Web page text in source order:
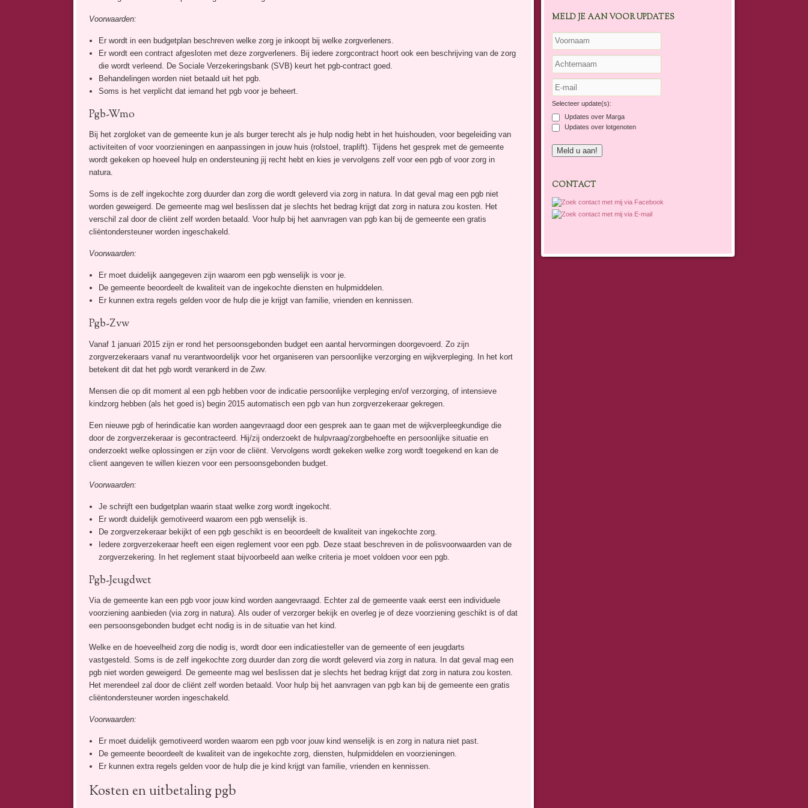
Voorwaarden:
Er wordt in een budgetplan beschreven welke zorg je inkoopt bij welke zorgverleners.
Er wordt een contract afgesloten met deze zorgverleners. Bij iedere zorgcontract hoort ook een beschrijving van de zorg
die wordt verleend. De Sociale Verzekeringsbank (SVB) keurt het pgb-contract goed.
Behandelingen worden niet betaald uit het pgb.
Soms is het verplicht dat iemand het pgb voor je beheert.
Pgb-Wmo
Bij het zorgloket van de gemeente kun je als burger terecht als je hulp nodig hebt in het huishouden, voor begeleiding van
activiteiten of voor voorzieningen en aanpassingen in jouw huis (rolstoel, traplift). Tijdens het gesprek met de gemeente
wordt gekeken op hoeveel hulp en ondersteuning jij recht hebt en kies je vervolgens zelf voor een pgb of voor zorg in
natura.
Soms is de zelf ingekochte zorg duurder dan zorg die wordt geleverd via zorg in natura. In dat geval mag een pgb niet
worden geweigerd. De gemeente mag wel beslissen dat je slechts het bedrag krijgt dat zorg in natura zou kosten. Het
verschil zal door de cliënt zelf worden betaald. Voor hulp bij het aanvragen van pgb kan bij de gemeente een gratis
cliëntondersteuner worden ingeschakeld.
Voorwaarden:
Er moet duidelijk aangegeven zijn waarom een pgb wenselijk is voor je.
De gemeente beoordeelt de kwaliteit van de ingekochte diensten en hulpmiddelen.
Er kunnen extra regels gelden voor de hulp die je krijgt van familie, vrienden en kennissen.
Pgb-Zvw
Vanaf 1 januari 2015 zijn er rond het persoonsgebonden budget een aantal hervormingen doorgevoerd. Zo zijn
zorgverzekeraars vanaf nu verantwoordelijk voor het organiseren van persoonlijke verzorging en wijkverpleging. In het kort
betekent dit dat het pgb wordt verankerd in de Zwv.
Mensen die op dit moment al een pgb hebben voor de indicatie persoonlijke verpleging en/of verzorging, of intensieve
kindzorg hebben (als het goed is) begin 2015 automatisch een pgb van hun zorgverzekeraar gekregen.
Een nieuwe pgb of herindicatie kan worden aangevraagd door een gesprek aan te gaan met de wijkverpleegkundige die
door de zorgverzekeraar is gecontracteerd. Hij/zij onderzoekt de hulpvraag/zorgbehoefte en persoonlijke situatie en
onderzoekt welke oplossingen er zijn voor de cliënt. Vervolgens wordt gekeken welke zorg wordt toegekend en kan de
client aangeven te willen kiezen voor een persoonsgebonden budget.
Voorwaarden:
Je schrijft een budgetplan waarin staat welke zorg wordt ingekocht.
Er wordt duidelijk gemotiveerd waarom een pgb wenselijk is.
De zorgverzekeraar bekijkt of een pgb geschikt is en beoordeelt de kwaliteit van ingekochte zorg.
Iedere zorgverzekeraar heeft een eigen reglement voor een pgb. Deze staat beschreven in de polisvoorwaarden van de
zorgverzekering. In het reglement staat bijvoorbeeld aan welke criteria je moet voldoen voor een pgb.
Pgb-Jeugdwet
Via de gemeente kan een pgb voor jouw kind worden aangevraagd. Echter zal de gemeente vaak eerst een individuele
voorziening aanbieden (via zorg in natura). Als ouder of verzorger bekijk en overleg je of deze voorziening geschikt is of dat
een persoonsgebonden budget echt nodig is in de situatie van het kind.
Welke en de hoeveelheid zorg die nodig is, wordt door een indicatiesteller van de gemeente of een jeugdarts
vastgesteld. Soms is de zelf ingekochte zorg duurder dan zorg die wordt geleverd via zorg in natura. In dat geval mag een
pgb niet worden geweigerd. De gemeente mag wel beslissen dat je slechts het bedrag krijgt dat zorg in natura zou kosten.
Het merendeel zal door de cliënt zelf worden betaald. Voor hulp bij het aanvragen van pgb kan bij de gemeente een gratis
cliëntondersteuner worden ingeschakeld.
Voorwaarden:
Er moet duidelijk gemotiveerd worden waarom een pgb voor jouw kind wenselijk is en zorg in natura niet past.
De gemeente beoordeelt de kwaliteit van de ingekochte zorg, diensten, hulpmiddelen en voorzieningen.
Er kunnen extra regels gelden voor de hulp die je kind krijgt van familie, vrienden en kennissen.
Kosten en uitbetaling pgb
MELD JE AAN VOOR UPDATES
Selecteer update(s):
Updates over Marga
Updates over lotgenoten
CONTACT